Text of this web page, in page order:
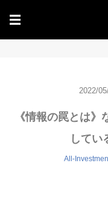
☰
2022/
《情報の罠とは
してい
All-